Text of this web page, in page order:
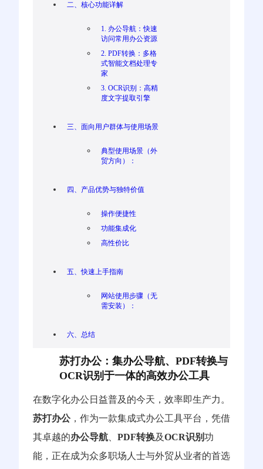
二、核心功能详解
1. 办公导航：快速
访问常用办公资源
2. PDF转换：多格
式智能文档处理专
家
3. OCR识别：高精
度文字提取引擎
三、面向用户群体与使用场景
典型使用场景（外
贸方向）：
四、产品优势与独特价值
操作便捷性
功能集成化
高性价比
五、快速上手指南
网站使用步骤（无
需安装）：
六、总结
苏打办公：集办公导航、PDF转换与
OCR识别于一体的高效办公工具
在数字化办公日益普及的今天，效率即生产力。
苏打办公，作为一款集成式办公工具平台，凭借
其卓越的办公导航 PDF转换及OCR识别功
能，正在成为众多职场人士与外贸从业者的首选